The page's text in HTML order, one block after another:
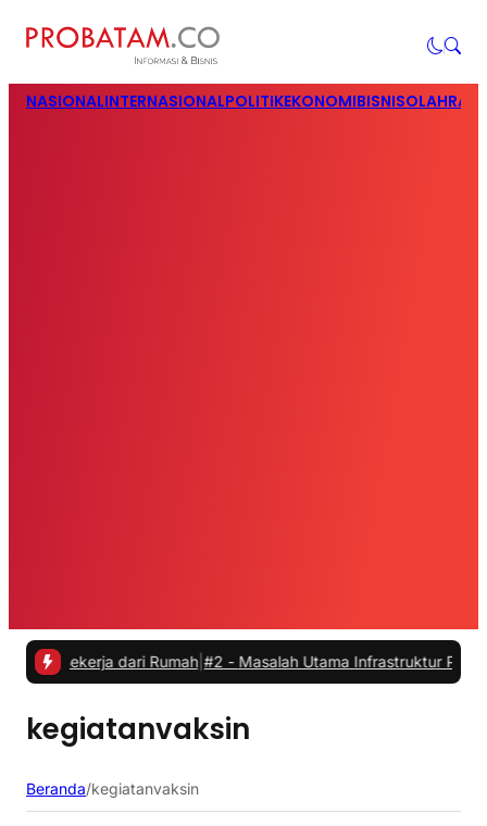
NASIONALINTERNASIONALPOLITIKEKONOMIBISNIS
dari Rumah|#2 -Masalah Utama Infrastruktur Pengisian
kegiatanvaksin
Beranda/kegiatanvaksin